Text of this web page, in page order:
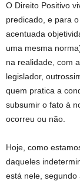
O Direito Positivo
predicado, e para
acentuada
uma mesma
na realidade, com
legislador,
quem pratica a
subsumir o fato à
ocorreu ou não.
Hoje, como
daqueles
está nele,